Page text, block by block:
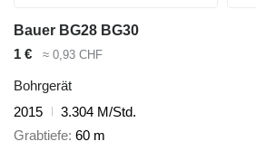
Bauer BG28 BG30
1 €
≈ 0,93 CHF
Bohrgerät
2015
3.304 M/Std.
Grabtiefe 60 m